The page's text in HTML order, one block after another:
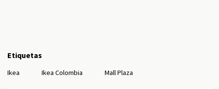
Etiquetas
Ikea Ikea Colombia Mall Plaza